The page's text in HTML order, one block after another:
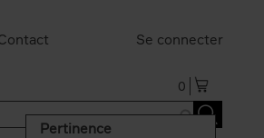
Se connecter
0
Pertinence